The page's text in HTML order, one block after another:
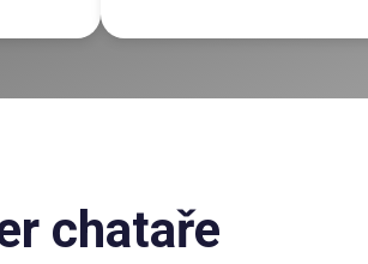
chataře